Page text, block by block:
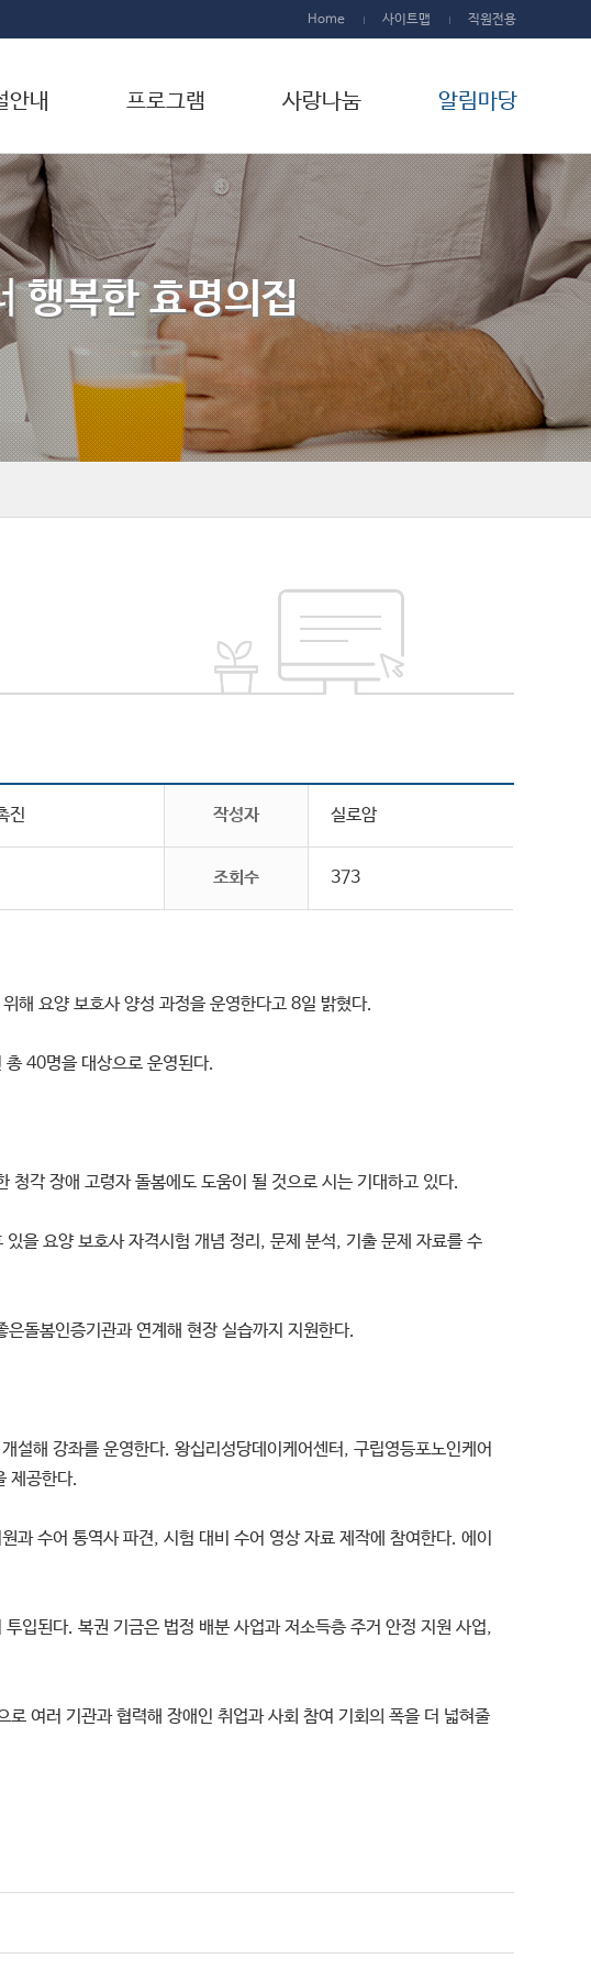
Home 사이트맵 직원전용
안내 프로그램 사랑나눔 알림마당
행복한 효명의집
진 작성자 실로암
조회수 373
해 요양 보호사 양성 과정을 운영한다고 8일 밝혔다.
40명을 대상으로 운영된다.
청각 장애 고령자 돌봄에도 도움이 될 것으로 시는 기대하고 있다.
을 요양 보호사 자격시험 개념 정리, 문제 분석, 기출 문제 자료를 수
돌봄인증기관과 연계해 현장 실습까지 지원한다.
설해 강좌를 운영한다. 왕십리성당데이케어센터, 구립영등포노인케어
제공한다.
과 수어 통역사 파견, 시험 대비 수어 영상 자료 제작에 참여한다. 에이
입된다. 복권 기금은 법정 배분 사업과 저소득층 주거 안정 지원 사업,
여러 기관과 협력해 장애인 취업과 사회 참여 기회의 폭을 더 넓혀줄